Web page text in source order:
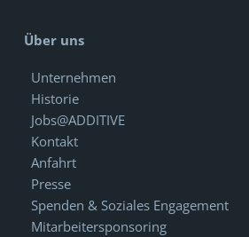
Über uns
Unternehmen
Historie
Jobs@ADDITIVE
Kontakt
Anfahrt
Presse
Spenden & Soziales Engagement
Mitarbeitersponsoring